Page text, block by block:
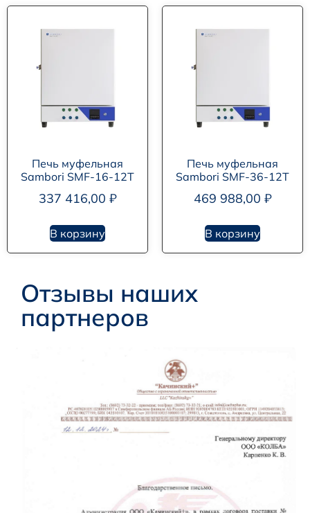
Печь муфельная
Sambori SMF-16-12T
337 416,00 ₽
В корзину
Печь муфельная
Sambori SMF-36-12T
469 988,00 ₽
В корзину
Отзывы наших
партнеров